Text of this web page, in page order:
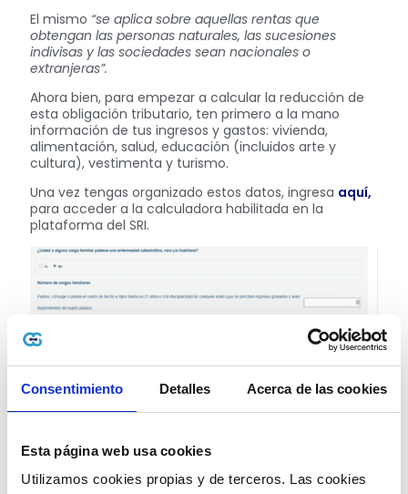
Consentimiento Detalles Acerca de las cookies
Esta página web usa cookies
Utilizamos cookies propias y de terceros. Las cookies
El mismo “se aplica sobre aquellas rentas que
obtengan las personas naturales, las sucesiones
indivisas y las sociedades sean nacionales o
extranjeras”.
Ahora bien, para empezar a calcular la reducción de
esta obligación tributario, ten primero a la mano
información de tus ingresos y gastos: vivienda,
alimentación, salud, educación (incluidos arte y
cultura), vestimenta y turismo.
Una vez tengas organizado estos datos, ingresa aquí,
para acceder a la calculadora habilitada en la
plataforma del SRI.
Fuente:Captura de la calculadora del SRI.
Una vez suministres la información requerida,